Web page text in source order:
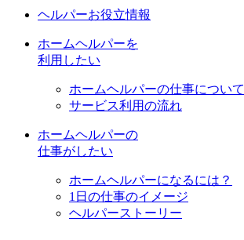
ヘルパーお役立情報
ホームヘルパーを
利用したい
ホームヘルパーの仕事について
サービス利用の流れ
ホームヘルパーの
仕事がしたい
ホームヘルパーになるには？
1日の仕事のイメージ
ヘルパーストーリー